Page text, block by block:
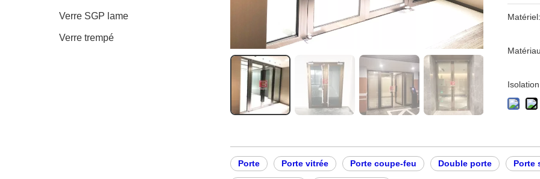
Verre SGP lame
Verre trempé
Matériel:
Porte Porte vitrée Porte coupe-feu Double porte Porte